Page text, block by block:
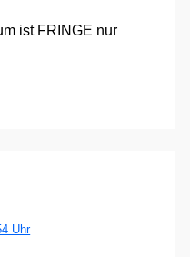
ist FRINGE nur
Uhr